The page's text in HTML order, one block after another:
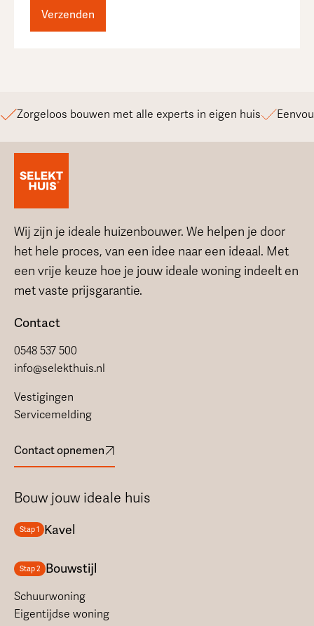
Zorgeloos bouwen met alle experts in eigen huis
Wij zijn je ideale huizenbouwer. We helpen je door
het hele proces, van een idee naar een ideaal. Met
een vrije keuze hoe je jouw ideale woning indeelt en
met vaste prijsgarantie.
Contact
0548 537 500
info@selekthuis.nl
Vestigingen
Servicemelding
Contact opnemen
Bouw jouw ideale huis
Stap 1 Kavel
Stap 2 Bouwstijl
Schuurwoning
Eigentijdse woning